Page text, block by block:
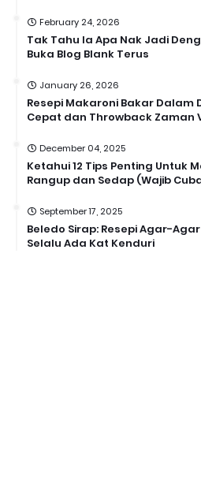
February 24, 2026
Tak Tahu la Apa Nak Jadi
Buka Blog Blank Terus
January 26, 2026
Resepi Makaroni Bakar Dalam
Cepat dan Throwback Zaman
December 04, 2025
Ketahui 12 Tips Penting Untuk
Rangup dan Sedap (Wajib
September 17, 2025
Beledo Sirap: Resepi Agar-
Selalu Ada Kat Kenduri